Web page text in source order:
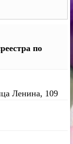
по
Ленина, 109